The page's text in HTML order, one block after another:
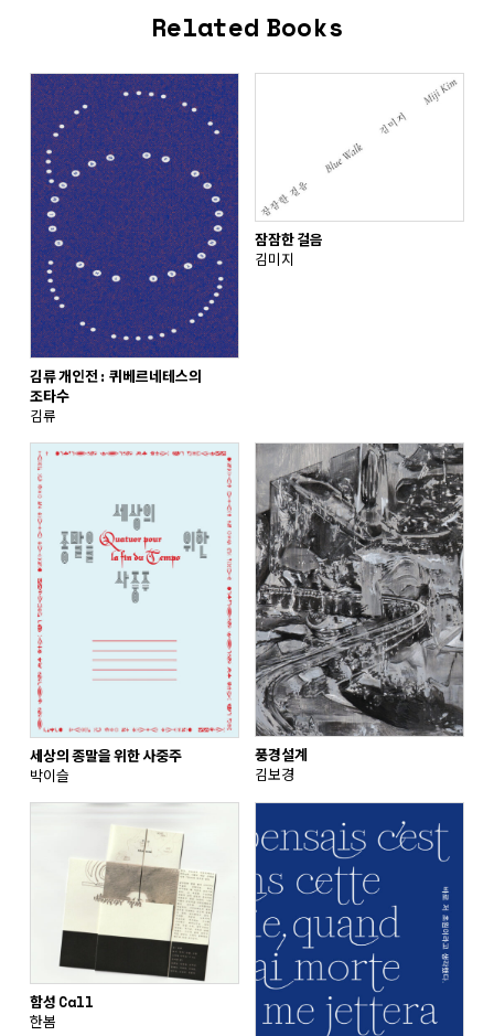
Related Books
김류 개인전: 퀴베르네테스의
조타수
김류
잠잠한 걸음
김미지
세상의 종말을 위한 사중주
박이슬
풍경설계
김보경
함성 Call
한봄